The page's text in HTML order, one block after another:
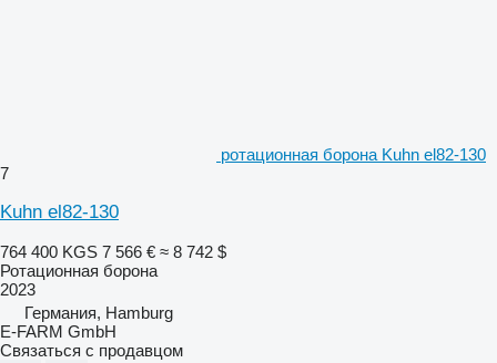
ротационная борона Kuhn el82-130
7
Kuhn el82-130
764 400 KGS 7 566 € ≈ 8 742 $
Ротационная борона
2023
Германия, Hamburg
E-FARM GmbH
Связаться с продавцом